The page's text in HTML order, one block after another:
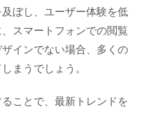
ぼし、ユーザー体験を低
スマートフォンでの閲覧
インでない場合、多くの
まうでしょう。
ことで、最新トレンドを